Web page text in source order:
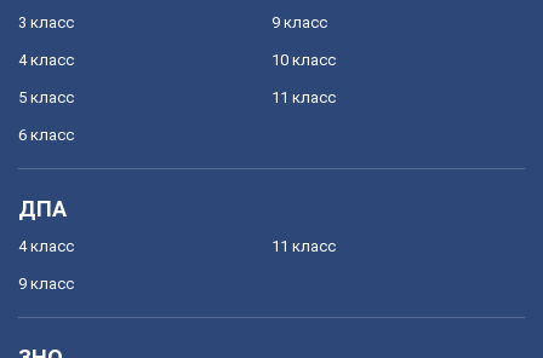
3 класс
4 класс
5 класс
6 класс
9 класс
10 класс
11 класс
ДПА
4 класс
9 класс
11 класс